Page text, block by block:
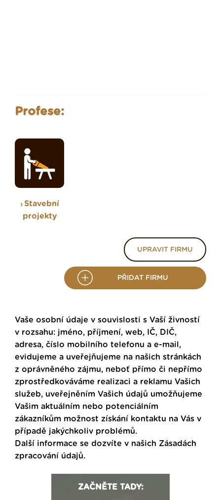
Profese:
Stavební
projekty
UPRAVIT FIRMU
PŘIDAT FIRMU
Vaše osobní údaje v souvislosti s Vaší živností
v rozsahu: jméno, příjmení, web, IČ, DIČ,
adresa, číslo mobilního telefonu a e-mail,
evidujeme a uveřejňujeme na našich stránkách
z oprávněného zájmu, neboť přímo či nepřímo
zprostředkováváme realizaci a reklamu Vašich
služeb, uveřejněním Vašich údajů umožňujeme
Vašim aktuálním nebo potenciálním
zákazníkům možnost získání kontaktu na Vás v
případě jakýchkoliv problémů.
Další informace se dozvíte v našich Zásadách
zpracování údajů.
ZAČNĚTE TADY: